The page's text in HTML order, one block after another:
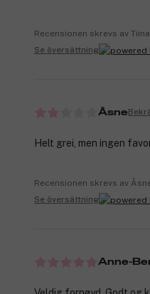
Recensionen skrevs av
Se översättning
Åsne
Helt grei, men ingen
Recensionen skrevs av
Se översättning
Anne-